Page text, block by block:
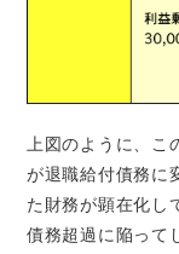
上図のように、
が退職給付債務に
た財務が顕在化し
債務超過に陥って